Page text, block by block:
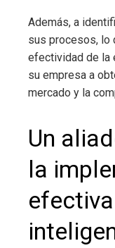
Además, a
sus procesos, lo
efectividad de la
su empresa a
mercado y la
Un
la